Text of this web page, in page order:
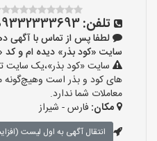
تلفن:
لطفا پس از تماس با آگهی
سایت «کود بذر» دیده ام و کد «آگهی-84» را
سایت «کود بذر»،یک سایت
های کود و بذر است وهیچ‌گونه
معاملات شما ندارد.
مکان: فارس - شیراز
انتقال آگهی به اول لیست